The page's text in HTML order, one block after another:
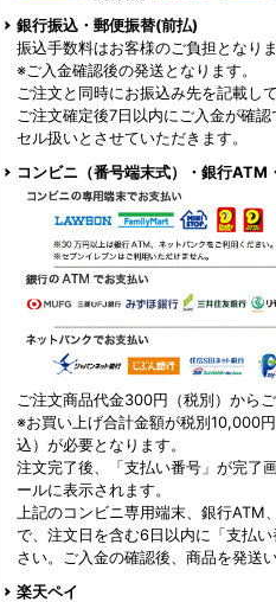
銀行振込・郵便振替(前払)
振込手数料はお客様のご負担となり
※ご入金確認後の発送となります。
ご注文と同時にお振込み先を記載し
ご注文確定後7日以内にご入金が確
セル扱いとさせていただきます。
コンビニ（番号端末式）・銀行ATM
ご注文商品代金300円（税別）から
※お買い上げ合計金額が税別10,000
込）が必要となります。
注文完了後、「支払い番号」が完了
ールに表示されます。
上記のコンビニ専用端末、銀行
で、注文日を含む6日以内に「支払
さい。ご入金の確認後、商品を発送
楽天ペイ